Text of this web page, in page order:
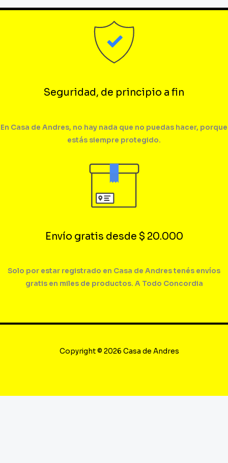
Seguridad, de principio a fin
En Casa de Andres, no hay nada que no puedas hacer, porque
estás siempre protegido.
Envío gratis desde $ 20.000
Solo por estar registrado en Casa de Andres tenés envíos
gratis en miles de productos. A Todo Concordia
Copyright © 2026 Casa de Andres